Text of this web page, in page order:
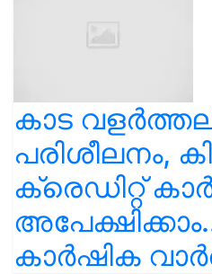
കാട
പരിശീലനം,
ക്രെഡിറ്റ്
കാർഷിക